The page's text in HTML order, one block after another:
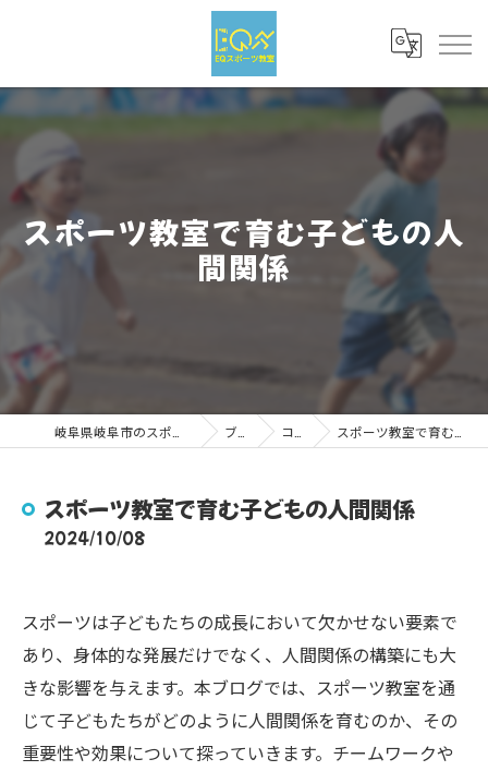
スポーツ教室で育む子どもの人
間関係
ブログ コラム スポーツ教室で育む子どもの人間関係
スポーツ教室で育む子どもの人間関係
2024/10/08
スポーツは子どもたちの成長において欠かせない要素で
あり、身体的な発展だけでなく、人間関係の構築にも大
きな影響を与えます。本ブログでは、スポーツ教室を通
じて子どもたちがどのように人間関係を育むのか、その
重要性や効果について探っていきます。チームワークや